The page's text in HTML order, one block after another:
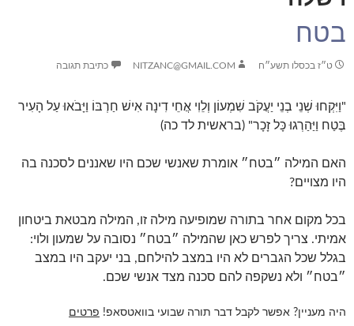
בטח
ט״ז בכסלו תשע״ח NITZANC@GMAIL.COM כתיבת תגובה
"וַיִּקְחוּ שְׁנֵי בְנֵי יַעֲקֹב שִׁמְעוֹן וְלֵוִי אֲחֵי דִינָה אִישׁ חַרְבּוֹ וַיָּבֹאוּ עַל הָעִיר
בֶּטַח וַיַּהַרְגוּ כָּל זָכָר" (בראשית לד כה)
האם המילה ״בטח״ אומרת שאנשי שכם היו שאננים לסכנה בה
היו מצויים?
בכל מקום אחר בתורה שמופיעה מילה זו, המילה מבטאת ביטחון
אמיתי. צריך לפרש כאן שהמילה ״בטח״ נסובה על שמעון ולוי:
בגלל שכל הגברים לא היו במצב להילחם, בני יעקב היו במצב
״בטח״ ולא נשקפה להם סכנה מצד אנשי שכם.
היה מעניין? אפשר לקבל דבר תורה שבועי בוואטסאפ! פרטים